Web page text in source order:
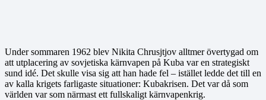
Under sommaren 1962 blev Nikita Chrusjtjov alltmer övertygad om
att utplacering av sovjetiska kärnvapen på Kuba var en strategiskt
sund idé. Det skulle visa sig att han hade fel – istället ledde det till en
av kalla krigets farligaste situationer: Kubakrisen. Det var då som
världen var som närmast ett fullskaligt kärnvapenkrig.